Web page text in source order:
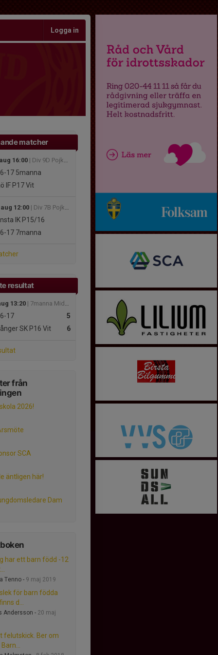
Logga in
matcher
16:00 | Div 9D Pojkar Höst Medelpad 2026
17 5manna
IF P17 Vit
12:00 | Div 7B Pojkar Höst Medelpad 2026
IK P15/16
17 7manna
resultat
13:20 | 7manna MidNordic
5
17
6
SK P16 Vit
från
2026!
SCA
äntligen här!
Dam
har ett barn född -12
Tenno - 9 maj 2019
för barn födda
d...
Andersson - 20 maj
felutskick. Ber om